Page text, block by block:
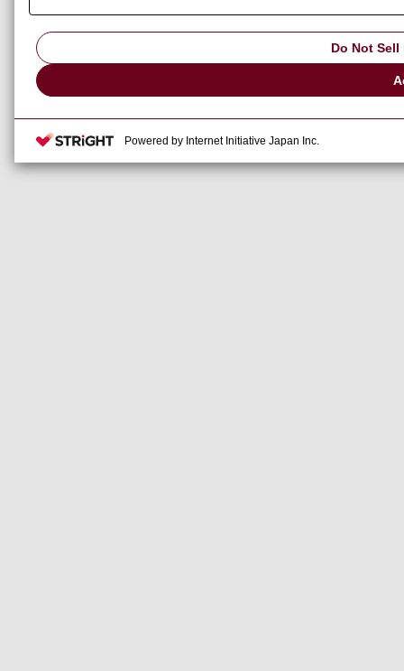
Do Not
Powered by Internet Initiative Japan Inc.